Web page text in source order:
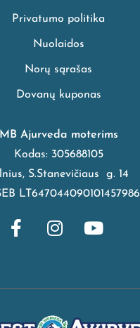
Privatumo politika
Nuolaidos
Norų sąrašas
Dovanų kuponas
MB Ajurveda moterims
Kodas: 305688105
S.Stanevičiaus g. 14
LT647044090101457986